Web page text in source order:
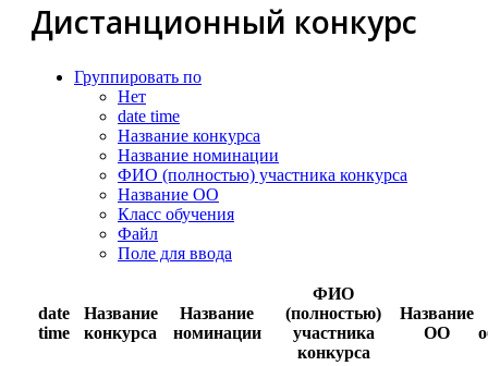
Дистанционный конкурс
Группировать по
Нет
date time
Название конкурса
Название номинации
ФИО (полностью) участника конкурса
Название ОО
Класс обучения
Файл
Поле для ввода
date
time
Название
конкурса
Название
номинации
ФИО
(полностью)
участника
конкурса
Название
ОО